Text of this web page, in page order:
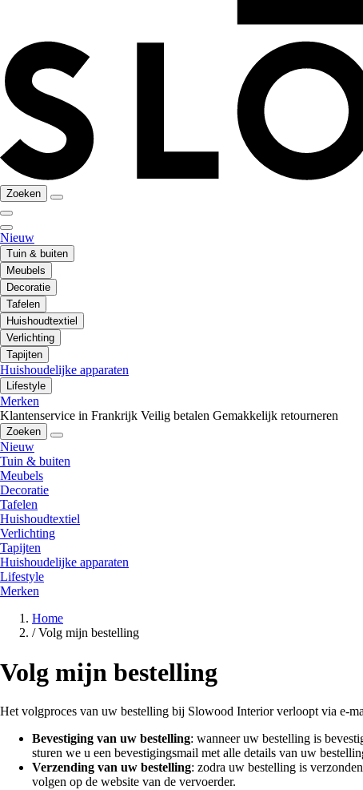
Zoeken
Nieuw
Tuin & buiten
Meubels
Decoratie
Tafelen
Huishoudtextiel
Verlichting
Tapijten
Huishoudelijke apparaten
Lifestyle
Merken
Klantenservice in Frankrijk Veilig betalen Gemakkelijk retourneren
Zoeken
Nieuw
Tuin & buiten
Meubels
Decoratie
Tafelen
Huishoudtextiel
Verlichting
Tapijten
Huishoudelijke apparaten
Lifestyle
Merken
Home
/ Volg mijn bestelling
Volg mijn bestelling
Het volgproces van uw bestelling bij Slowood Interior verloopt via e-
Bevestiging van uw bestelling: wanneer uw bestelling is
sturen we u een bevestigingsmail met alle details van uw
Verzending van uw bestelling: zodra uw bestelling is
volgen op de website van de vervoerder.